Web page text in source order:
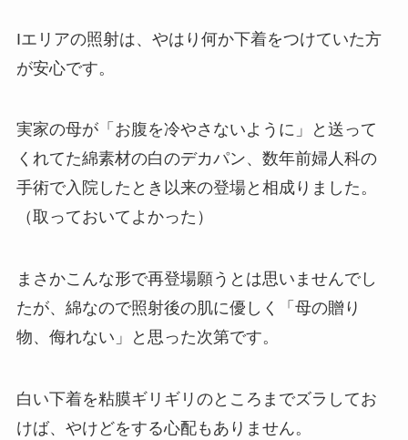
Iエリアの照射は、やはり何か下着をつけていた方
が安心です。
実家の母が「お腹を冷やさないように」と送って
くれてた綿素材の白のデカパン、数年前婦人科の
手術で入院したとき以来の登場と相成りました。
（取っておいてよかった）
まさかこんな形で再登場願うとは思いませんでし
たが、綿なので照射後の肌に優しく「母の贈り
物、侮れない」と思った次第です。
白い下着を粘膜ギリギリのところまでズラしてお
けば、やけどをする心配もありません。